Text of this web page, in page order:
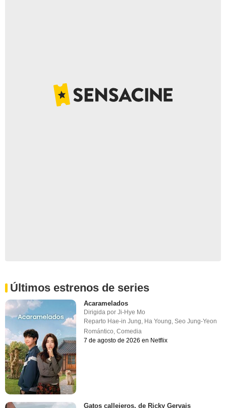
Últimos estrenos de series
Acaramelados
Dirigida porJi-Hye Mo
Reparto Hae-in Jung Ha Young ,Seo Jung-Yeon
Romántico ,Comedia
7 de agosto de 2026 en Netflix
Gatos callejeros, de Ricky Gervais